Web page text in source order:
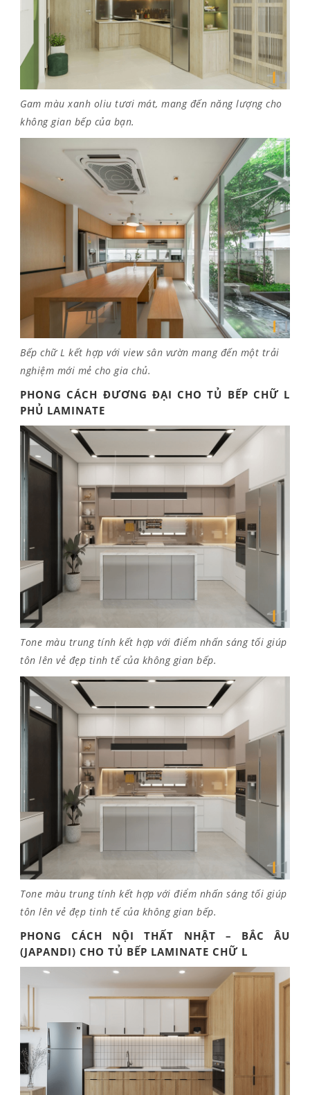
Gam màu xanh oliu tươi mát, mang đến năng lượng cho
không gian bếp của bạn.
Bếp chữ L kết hợp với view sân vườn mang đến một trải
nghiệm mới mẻ cho gia chủ.
PHONG CÁCH ĐƯƠNG ĐẠI CHO TỦ BẾP CHỮ L
PHỦ LAMINATE
Tone màu trung tính kết hợp với điểm nhấn sáng tối giúp
tôn lên vẻ đẹp tinh tế của không gian bếp.
Tone màu trung tính kết hợp với điểm nhấn sáng tối giúp
tôn lên vẻ đẹp tinh tế của không gian bếp.
PHONG CÁCH NỘI THẤT NHẬT – BẮC ÂU
(JAPANDI) CHO TỦ BẾP LAMINATE CHỮ L